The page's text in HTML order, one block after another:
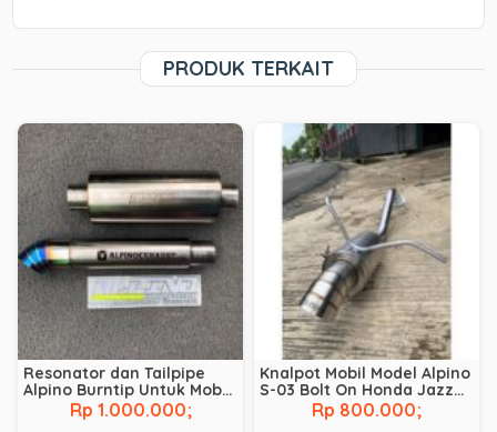
PRODUK TERKAIT
Resonator dan Tailpipe
Alpino Burntip Untuk Mobil
DieselRp 1.000.000;
Knalpot Mobil Model Alpino
S-03 Bolt On Honda Jazz
Rp 800.000;